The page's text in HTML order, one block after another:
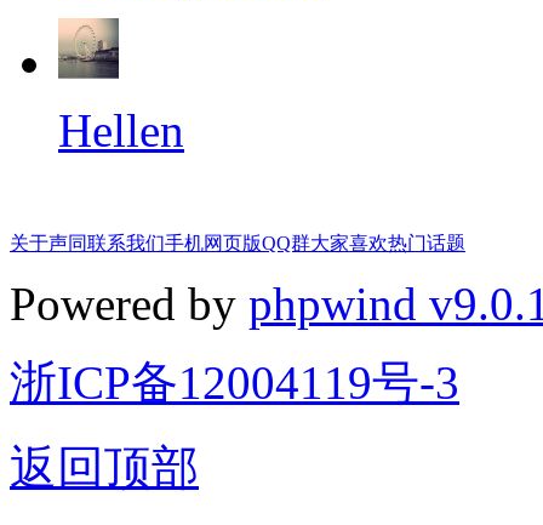
Hellen
关于声同联系我们手机网页版QQ群大家喜欢热门话题
Powered by phpwind
浙ICP备12004119号-3
返回顶部